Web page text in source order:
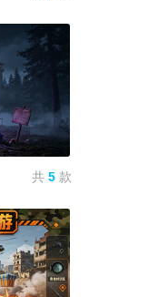
共 5 款